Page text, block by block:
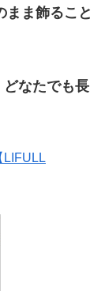
まま飾ること
どなたでも長
LIFULL